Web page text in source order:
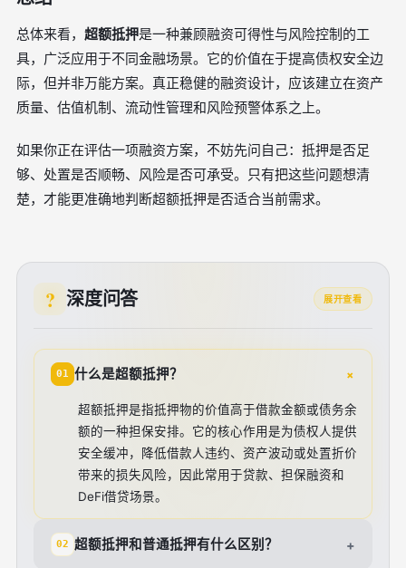
总体来看， 超额抵押是一种兼顾融资可得性与风险控制的工
具，广泛应用于不同金融场景。它的价值在于提高债权安全边
际，但并非万能方案。真正稳健的融资设计，应该建立在资产
质量、估值机制、流动性管理和风险预警体系之上。
如果你正在评估一项融资方案，不妨先问自己：抵押是否足
够、处置是否顺畅、风险是否可承受。只有把这些问题想清
楚，才能更准确地判断超额抵押是否适合当前需求。
深度问答 展开查看
01 什么是超额抵押？ +
超额抵押是指抵押物的价值高于借款金额或债务余
额的一种担保安排。它的核心作用是为债权人提供
安全缓冲，降低借款人违约、资产波动或处置折价
带来的损失风险，因此常用于贷款、担保融资和
DeFi借贷场景。
02 超额抵押和普通抵押有什么区别？ +